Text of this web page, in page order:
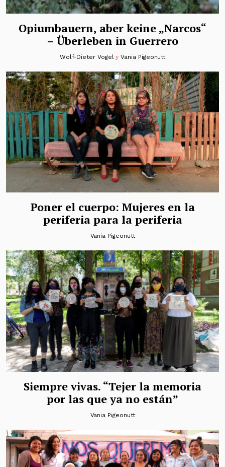
Opiumbauern, aber keine „Narcos“
– Überleben in Guerrero
Wolf-Dieter Vogel yVania Pigeonutt
Poner el cuerpo: Mujeres en la
periferia para la periferia
Vania Pigeonutt
Siempre vivas. “Tejer la memoria
por las que ya no están”
Vania Pigeonutt